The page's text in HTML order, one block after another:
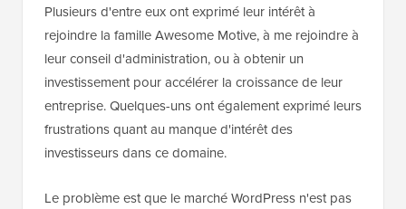
Plusieurs d'entre eux ont exprimé leur intérêt à
rejoindre la famille Awesome Motive, à me rejoindre à
leur conseil d'administration, ou à obtenir un
investissement pour accélérer la croissance de leur
entreprise. Quelques-uns ont également exprimé leurs
frustrations quant au manque d'intérêt des
investisseurs dans ce domaine.
Le problème est que le marché WordPress n'est pas